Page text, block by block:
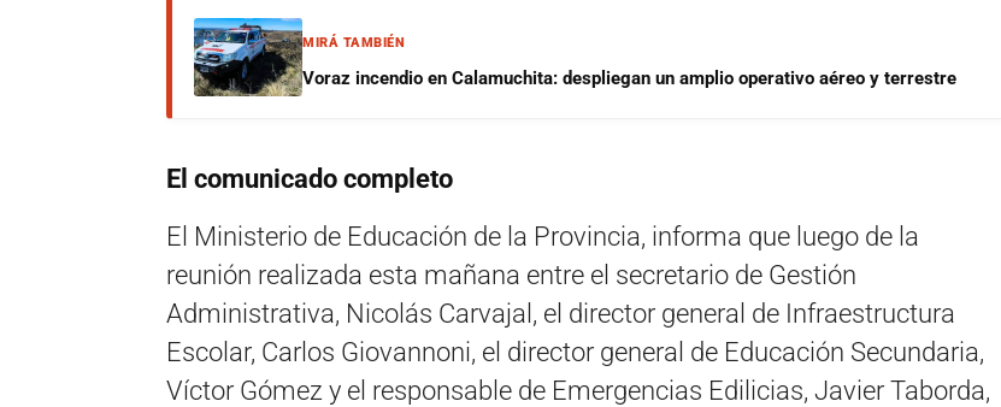
MIRÁ TAMBIÉN
Voraz incendio en Calamuchita: despliegan un amplio operativo aéreo y terrestre
El comunicado completo
El Ministerio de Educación de la Provincia, informa que luego de la
reunión realizada esta mañana entre el secretario de Gestión
Administrativa, Nicolás Carvajal, el director general de Infraestructura
Escolar, Carlos Giovannoni, el director general de Educación Secundaria,
Víctor Gómez y el responsable de Emergencias Edilicias, Javier Taborda,